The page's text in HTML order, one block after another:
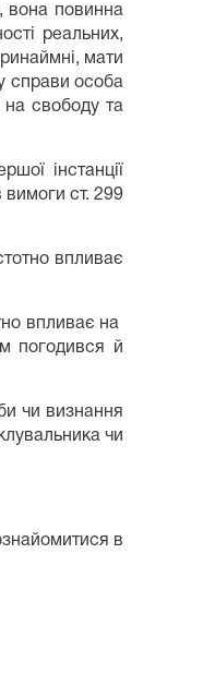
вона повинна
реальних,
мати
справи особа
на свободу та
інстанції
вимоги ст. 299
впливає
впливає на
погодився й
чи визнання
чи
в